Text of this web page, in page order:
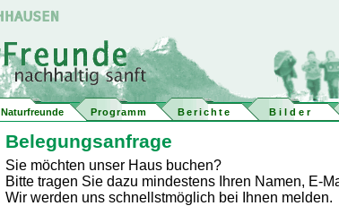
Naturfreunde Programm Berichte Bilder
Belegungsanfrage
Sie möchten unser Haus buchen?
Bitte tragen Sie dazu mindestens Ihren Namen, E-
Wir werden uns schnellstmöglich bei Ihnen melden.